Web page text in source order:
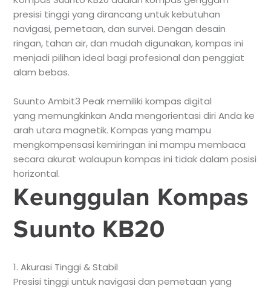
presisi tinggi yang dirancang untuk kebutuhan
navigasi, pemetaan, dan survei. Dengan desain
ringan, tahan air, dan mudah digunakan, kompas ini
menjadi pilihan ideal bagi profesional dan penggiat
alam bebas.
Suunto Ambit3 Peak memiliki kompas digital
yang memungkinkan Anda mengorientasi diri Anda ke
arah utara magnetik. Kompas yang mampu
mengkompensasi kemiringan ini mampu membaca
secara akurat walaupun kompas ini tidak dalam posisi
horizontal.
Keunggulan Kompas
Suunto KB20
1. Akurasi Tinggi & Stabil
Presisi tinggi untuk navigasi dan pemetaan yang